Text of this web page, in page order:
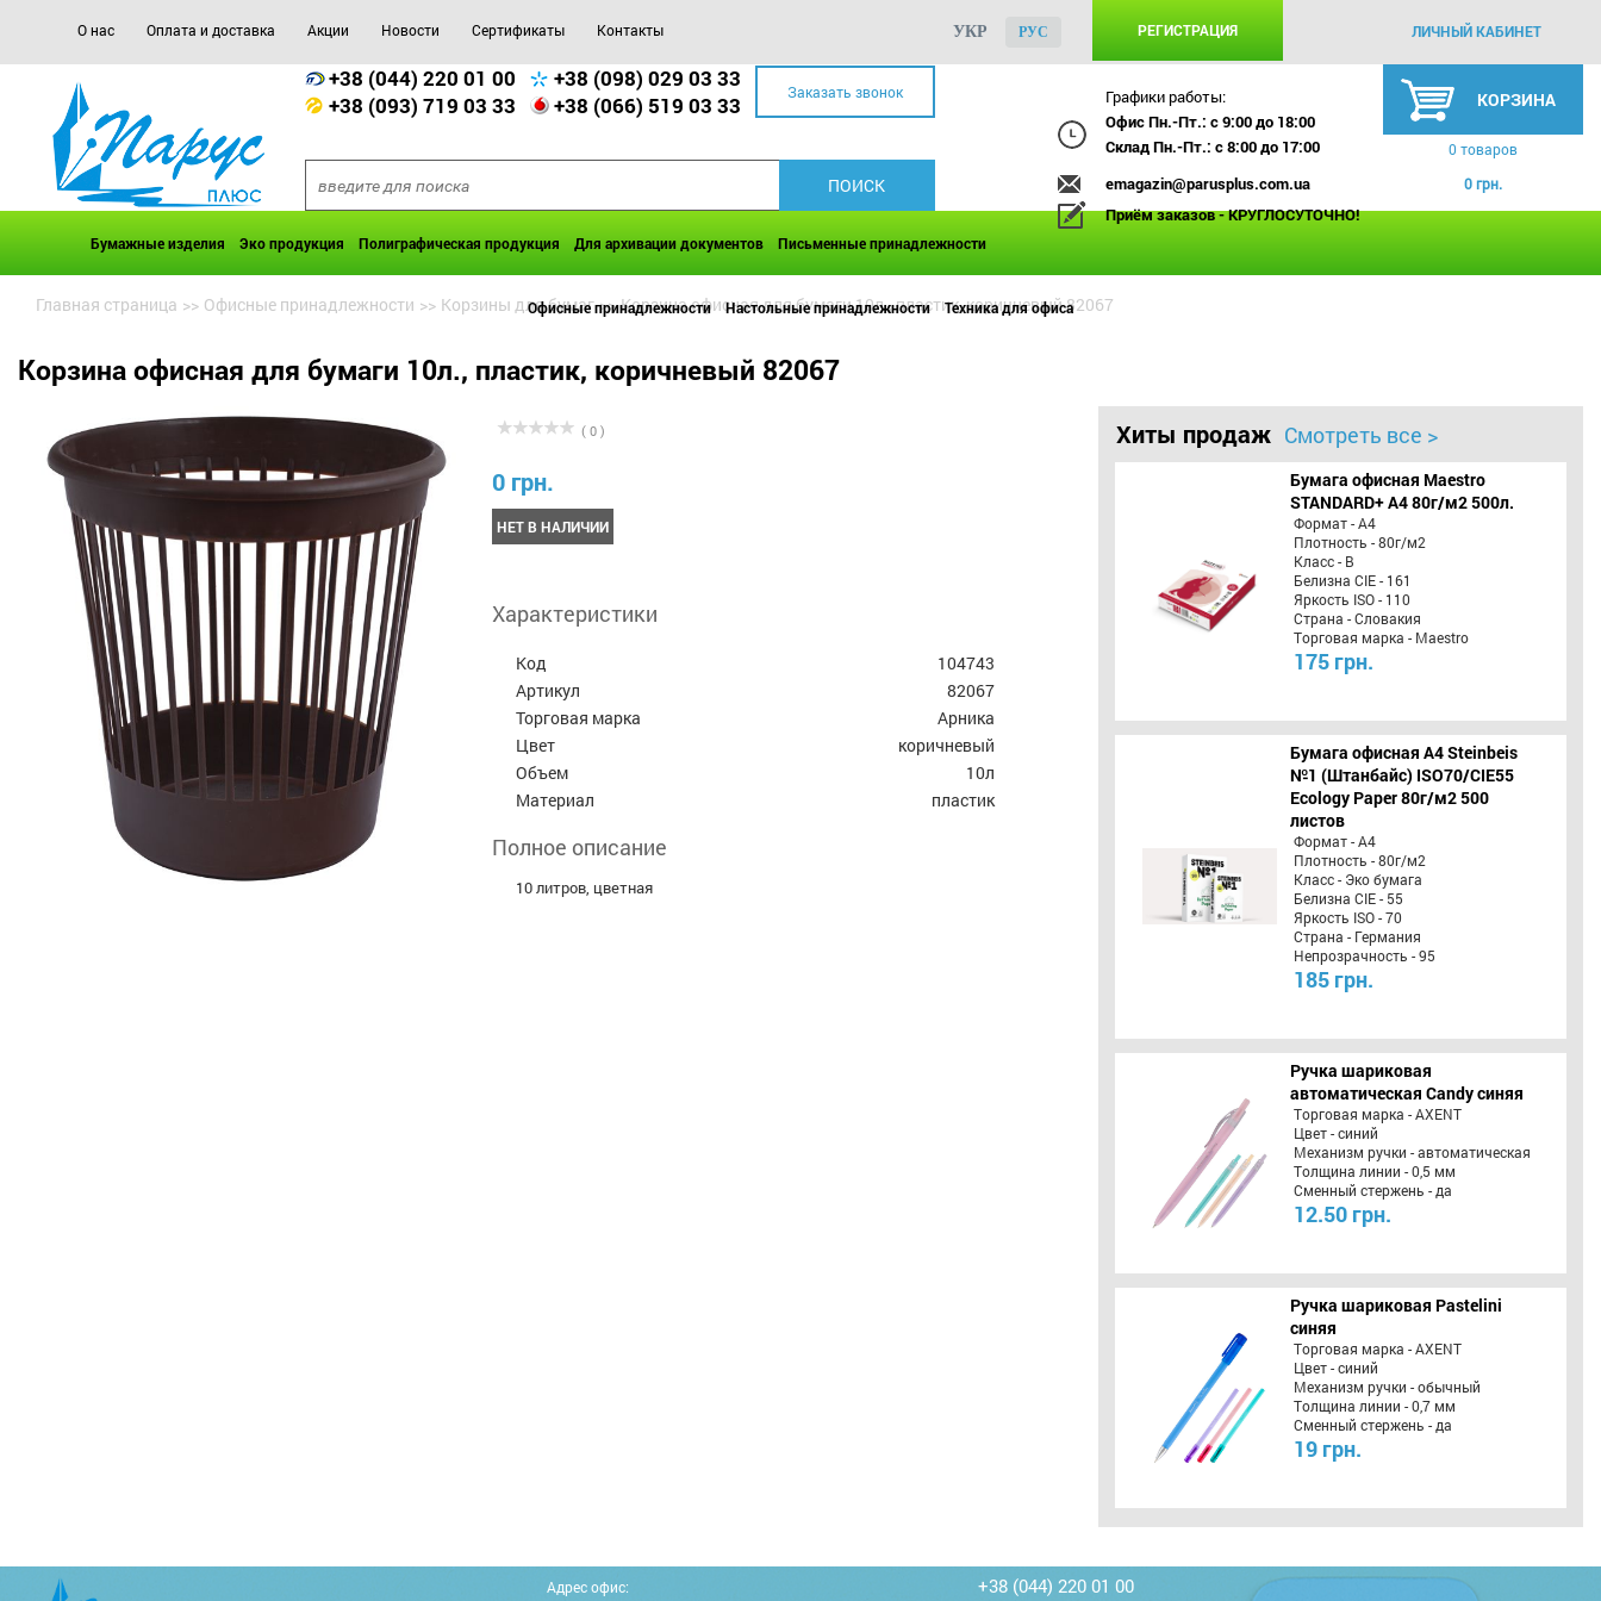
О нас Оплата и доставка Акции Новости Сертификаты Контакты РЕГИСТРАЦИЯ ЛИЧНЫЙ КАБИНЕТ
УКР РУС
+38 (044) 220 01 00
+38 (098) 029 03 33
+38 (093) 719 03 33
+38 (066) 519 03 33 Заказать звонок
Графики работы:
Офис Пн.-Пт.: с 9:00 до 18:00
Склад Пн.-Пт.: с 8:00 до 17:00
emagazin@parusplus.com.ua
Приём заказов - КРУГЛОСУТОЧНО!
КОРЗИНА
0 товаров
0 грн.
Бумажные изделия Эко продукция Полиграфическая продукция Для архивации документов Письменные принадлежности
Офисные принадлежности Настольные принадлежности Техника для офиса
Главная страница >> Офисные принадлежности >> Корзины для бумаг >> Корзина офисная для бумаги 10л., пластик, коричневый 82067
Корзина офисная для бумаги 10л., пластик, коричневый 82067
( 0 )
0 грн.
НЕТ В НАЛИЧИИ
Характеристики
Код
104743
Артикул
82067
Торговая марка
Арника
Цвет
коричневый
Объем
10л
Материал
пластик
Полное описание
10 литров, цветная
Хиты продаж Смотреть все >
Бумага офисная Maestro
STANDARD+ А4 80г/м2 500л.
Формат - А4
Плотность - 80г/м2
Класс - B
Белизна CIE - 161
Яркость ISO - 110
Страна - Словакия
Торговая марка - Maestro
175 грн.
Бумага офисная A4 Steinbeis
№1 (Штанбайс) ISO70/СІЕ55
Ecology Paper 80г/м2 500
листов
Формат - А4
Плотность - 80г/м2
Класс - Эко бумага
Белизна CIE - 55
Яркость ISO - 70
Страна - Германия
Непрозрачность - 95
185 грн.
Ручка шариковая
автоматическая Candy синяя
Торговая марка - AXENT
Цвет - синий
Механизм ручки - автоматическая
Толщина линии - 0,5 мм
Сменный стержень - да
12.50 грн.
Ручка шариковая Pastelini
синяя
Торговая марка - AXENT
Цвет - синий
Механизм ручки - обычный
Толщина линии - 0,7 мм
Сменный стержень - да
19 грн.
Адрес офис:
+38 (044) 220 01 00